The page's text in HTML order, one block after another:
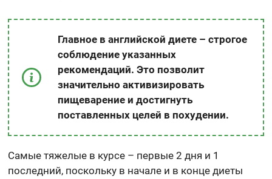
Главное в английской диете – строгое
соблюдение указанных
рекомендаций. Это позволит
значительно активизировать
пищеварение и достигнуть
поставленных целей в похудении.
Самые тяжелые в курсе – первые 2 дня и 1
последний, поскольку в начале и в конце диеты